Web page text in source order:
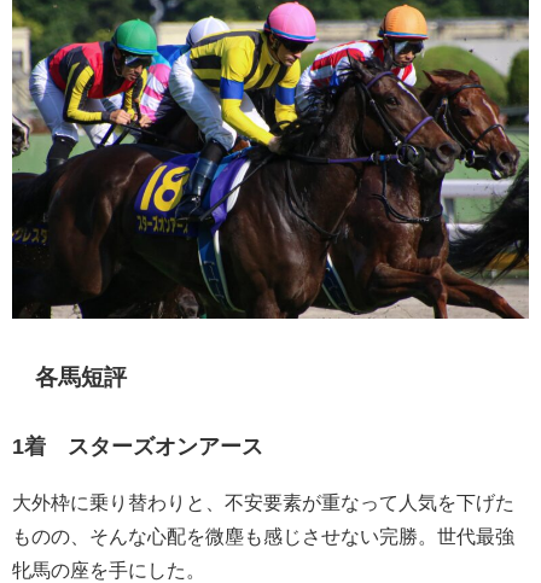
各馬短評
1着 スターズオンアース
大外枠に乗り替わりと、不安要素が重なって人気を下げた
ものの、そんな心配を微塵も感じさせない完勝。世代最強
牝馬の座を手にした。